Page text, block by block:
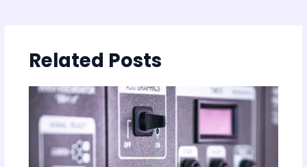
Related Posts